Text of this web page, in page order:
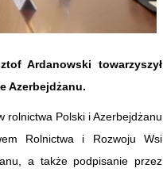
Ardanowski towarzyszył
Azerbejdżanu.
rolnictwa Polski i Azerbejdżanu
Rolnictwa i Rozwoju Wsi
a także podpisanie przez